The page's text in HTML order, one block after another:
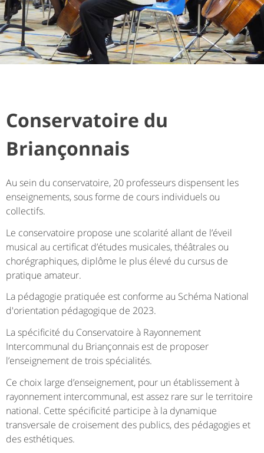
Conservatoire du
Briançonnais
Au sein du conservatoire, 20 professeurs dispensent les
enseignements, sous forme de cours individuels ou
collectifs.
Le conservatoire propose une scolarité allant de l’éveil
musical au certificat d’études musicales, théâtrales ou
chorégraphiques, diplôme le plus élevé du cursus de
pratique amateur.
La pédagogie pratiquée est conforme au Schéma National
d'orientation pédagogique de 2023.
La spécificité du Conservatoire à Rayonnement
Intercommunal du Briançonnais est de proposer
l’enseignement de trois spécialités.
Ce choix large d’enseignement, pour un établissement à
rayonnement intercommunal, est assez rare sur le territoire
national. Cette spécificité participe à la dynamique
transversale de croisement des publics, des pédagogies et
des esthétiques.